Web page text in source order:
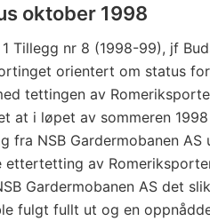
oktober 1998
Tillegg nr 8 (1998-99), jf
orientert om status
tettingen av
at i løpet av sommeren
fra NSB Gardermobanen
ettertetting av
Gardermobanen AS det
fulgt fullt ut og en